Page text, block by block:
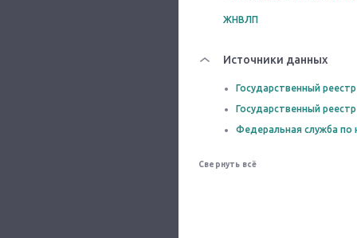
ЖНВЛП
Источники данных
Государственный
Государственный
Федеральная служба по
Свернуть всё